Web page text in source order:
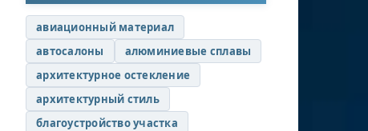
авиационный материал
автосалоны
алюминиевые сплавы
архитектурное остекление
архитектурный стиль
благоустройство участка